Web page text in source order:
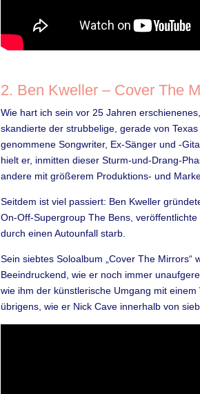
2. Ben Kweller – Cover The
Wie hart ich sein vor 25 Jahren
skandierte der strubbelige, gerade von
genommene Songwriter, Ex-Sänger und -
hielt er, inmitten dieser Sturm-und-Drang-
andere mit größerem Produktions- und
Seitdem ist viel passiert: Ben Kweller
On-Off-Supergroup The Bens,
durch einen Autounfall starb.
Sein siebtes Soloalbum „Cover The Mirrors“
Beeindruckend, wie er noch immer
wie ihm der künstlerische Umgang mit
übrigens, wie er Nick Cave innerhalb von